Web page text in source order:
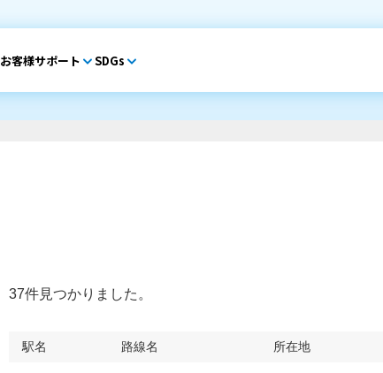
お客様サポート SDGs
37件見つかりました。
駅名 路線名 所在地